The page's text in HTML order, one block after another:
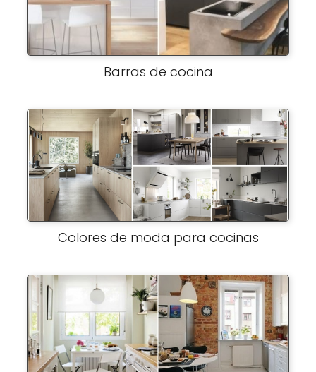
Barras de cocina
Colores de moda para cocinas